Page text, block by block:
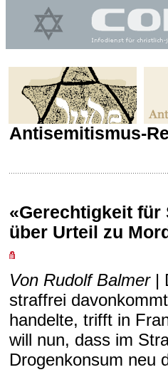
Antisemitismus-
«Gerechtigkeit für
über Urteil zu
Von Rudolf Balmer|
straffrei
handelte, trifft in
will nun, dass im
Drogenkonsum neu